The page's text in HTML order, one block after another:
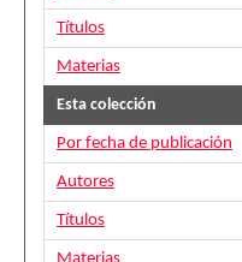
Títulos
Materias
Esta colección
Por fecha de publicación
Autores
Títulos